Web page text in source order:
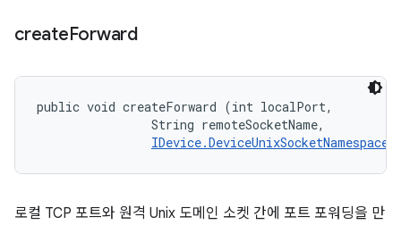
createForward
public void createForward (int localPort,
                String remoteSocketName,
IDevice.DeviceUnixSocketNamespace
로컬 TCP 포트와 원격 Unix 도메인 소켓 간에 포트 포워딩을 만